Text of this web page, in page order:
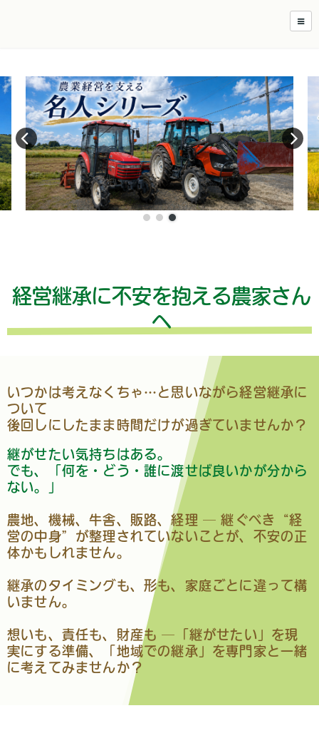
経営継承に不安を抱える農家さん
へ
いつかは考えなくちゃ…と思いながら経営継承に
ついて
後回しにしたまま時間だけが過ぎていませんか？
継がせたい気持ちはある。
でも、「何を・どう・誰に渡せば良いかが分から
ない。」
農地、機械、牛舎、販路、経理 ─ 継ぐべき“経
営の中身”が整理されていないことが、不安の正
体かもしれません。
継承のタイミングも、形も、家庭ごとに違って構
いません。
想いも、責任も、財産も ─「継がせたい」を現
実にする準備、
「地域での継承」 を専門家と一緒
に考えてみませんか？